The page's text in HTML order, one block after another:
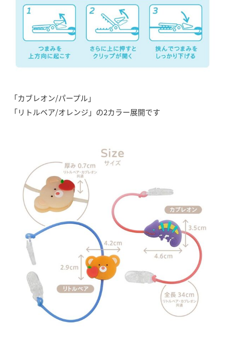
「カブレオン/パープル」
「リトルベア/オレンジ」の2カラー展開です